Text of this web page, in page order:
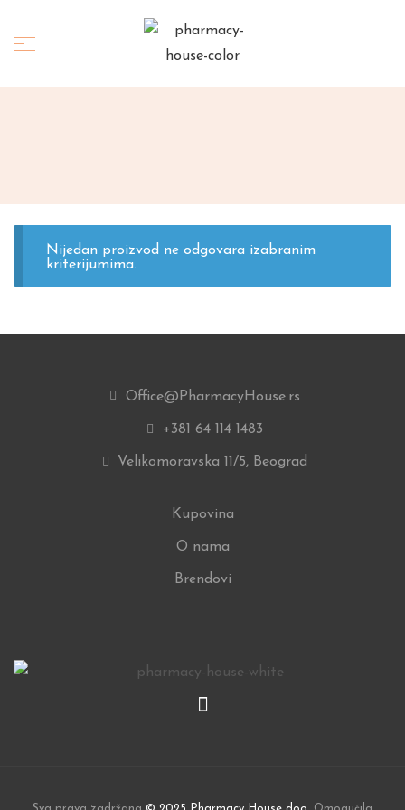
Nijedan proizvod ne odgovara izabranim
kriterijumima.
Kupovina
O nama
Brendovi
Office@PharmacyHouse.rs
+381 64 114 1483
Velikomoravska 11/5, Beograd